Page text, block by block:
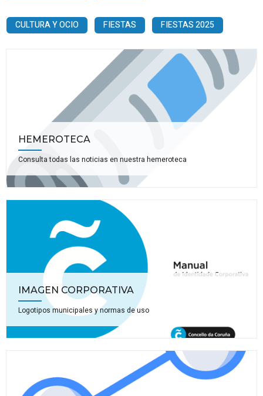
CULTURA Y OCIO FIESTAS FIESTAS 2025
HEMEROTECA
Consulta todas las noticias en nuestra hemeroteca
IMAGEN CORPORATIVA
Logotipos municipales y normas de uso